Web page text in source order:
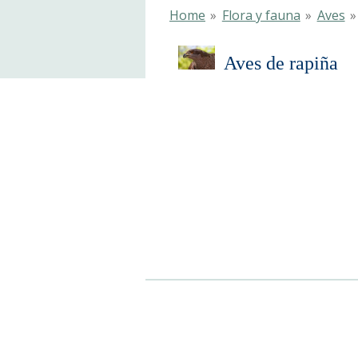
Home » Flora y fauna » Aves »
Aves de rapiña